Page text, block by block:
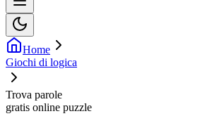
Home
Giochi di logica
Trova parole
gratis online puzzle